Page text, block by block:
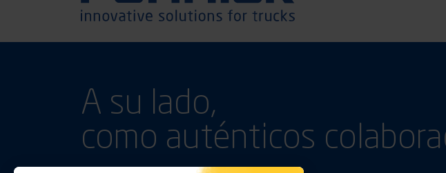
A su lado,
como auténticos